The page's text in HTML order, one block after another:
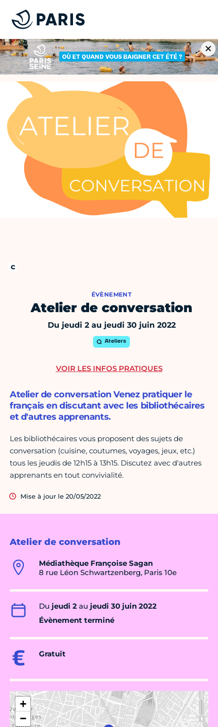
ÉVÈNEMENT
Atelier de conversation
Du jeudi 2 au jeudi 30 juin 2022
Ateliers
Atelier de conversation
Médiathèque Françoise Sagan
8 rue Léon Schwartzenberg, Paris 10e
Du jeudi 2 au jeudi 30 juin 2022
Évènement terminé
Gratuit
+
−
Atelier de conversation Venez pratiquer le
français en discutant avec les bibliothécaires
et d'autres apprenants.
Les bibliothécaires vous proposent des sujets de
conversation (cuisine, coutumes, voyages, jeux, etc.)
tous les jeudis de 12h15 à 13h15. Discutez avec d'autres
apprenants en tout convivialité.
Mise à jour le 20/05/2022
VOIR LES INFOS PRATIQUES